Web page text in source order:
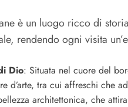
è un luogo ricco di
rendendo ogni visita
Dio: Situata nel cuore del
d’arte, tra cui affreschi che
architettonica, che